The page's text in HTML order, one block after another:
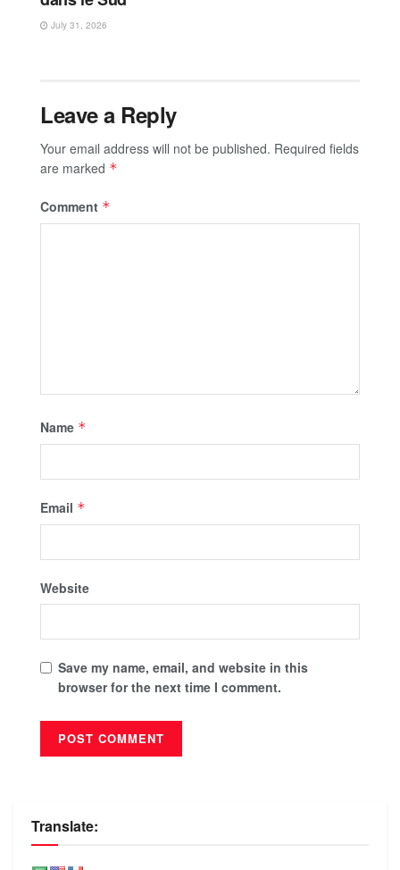
July 31, 2026
Leave a Reply
Your email address will not be published. Required fields
are marked *
Comment *
Name *
Email *
Website
Save my name, email, and website in this
browser for the next time I comment.
Translate: